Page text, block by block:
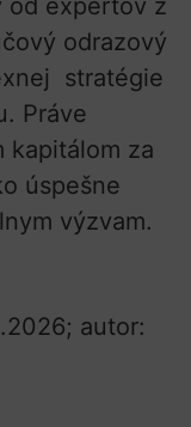
odrazový
stratégie
Práve
kapitálom za
úspešne
výzvam.
autor: